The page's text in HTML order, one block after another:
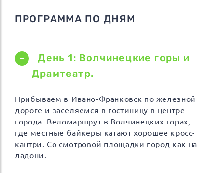
ПРОГРАММА ПО ДНЯМ
День 1: Волчинецкие горы и
Драмтеатр.
Прибываем в Ивано-Франковск по железной
дороге и заселяемся в гостиницу в центре
города. Веломаршрут в Волчинецких горах,
где местные байкеры катают хорошее кросс-
кантри. Со смотровой площадки город как на
ладони.